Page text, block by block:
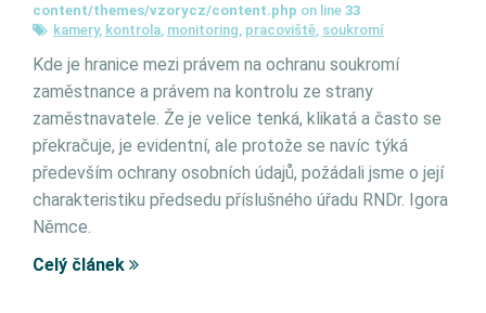
content/themes/vzorycz/content.php on line 33
kamery, kontrola, monitoring, pracoviště, soukromí
Kde je hranice mezi právem na ochranu soukromí
zaměstnance a právem na kontrolu ze strany
zaměstnavatele. Že je velice tenká, klikatá a často se
překračuje, je evidentní, ale protože se navíc týká
především ochrany osobních údajů, požádali jsme o její
charakteristiku předsedu příslušného úřadu RNDr. Igora
Němce.
Celý článek